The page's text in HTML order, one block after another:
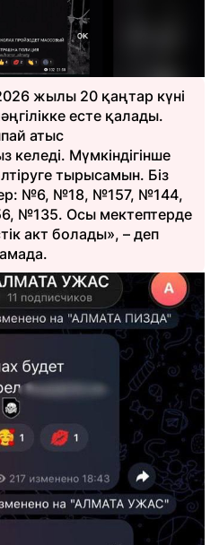
жылы 20 қаңтар күні
есте қалады.
атыс
Мүмкіндігінше
тырысамын. Біз
№6, №18, №157, №144,
№135. Осы мектептерде
акт болады», – деп